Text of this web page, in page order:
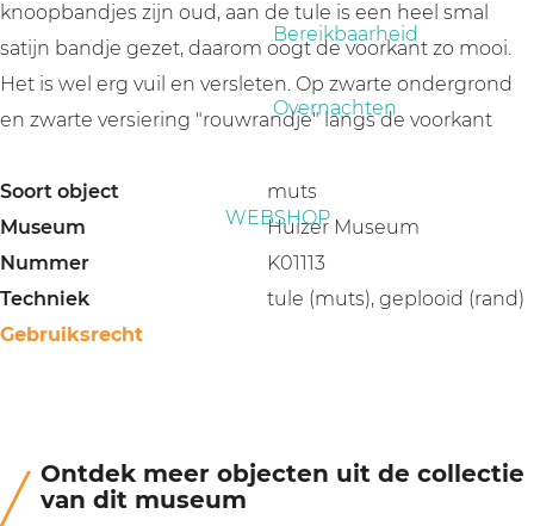
Bereikbaarheid
Overnachten
WEBSHOP
knoopbandjes zijn oud, aan de tule is een heel smal
satijn bandje gezet, daarom oogt de voorkant zo mooi.
Het is wel erg vuil en versleten. Op zwarte ondergrond
en zwarte versiering "rouwrandje" langs de voorkant
Soort object
muts
Museum
Huizer Museum
Nummer
K01113
Techniek
tule (muts), geplooid (rand)
Gebruiksrecht
Ontdek meer objecten uit de collectie
van dit museum